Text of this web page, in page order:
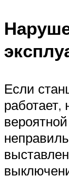
Если
работает,